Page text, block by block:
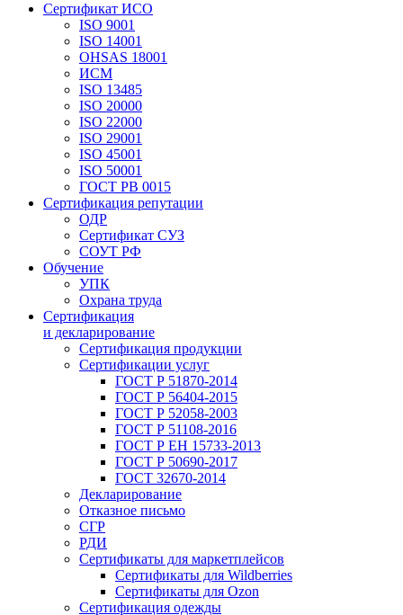
Сертификат ИСО
ISO 9001
ISO 14001
OHSAS 18001
ИСМ
ISO 13485
ISO 20000
ISO 22000
ISO 29001
ISO 45001
ISO 50001
ГОСТ РВ 0015
Сертификация репутации
ОДР
Сертификат СУЗ
СОУТ РФ
Обучение
УПК
Охрана труда
Сертификация
и декларирование
Сертификация продукции
Сертификации услуг
ГОСТ Р 51870-2014
ГОСТ Р 56404-2015
ГОСТ Р 52058-2003
ГОСТ Р 51108-2016
ГОСТ Р ЕН 15733-2013
ГОСТ Р 50690-2017
ГОСТ 32670-2014
Декларирование
Отказное письмо
СГР
РДИ
Сертификаты для маркетплейсов
Сертификаты для Wildberries
Сертификаты для Ozon
Сертификация одежды